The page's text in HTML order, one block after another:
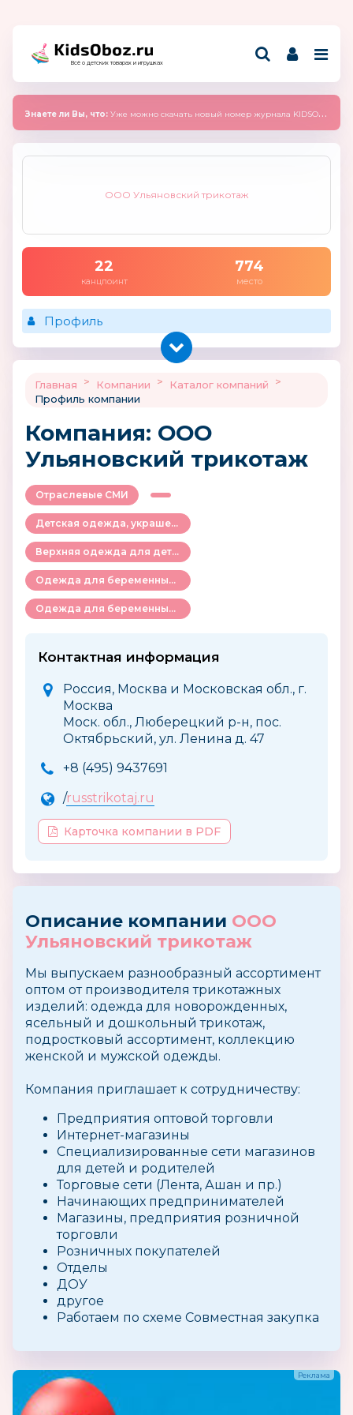
Всё о детских товарах и игрушках
Знаете ли Вы, что: Уже можно скачать новый номер журнала KIDSOBOZ 2025 (сентябрь)
ООО Ульяновский трикотаж
22
канцпоинт
774
место
Профиль
Главная > Компании > Каталог компаний
>
Профиль компании
Компания: ООО
Ульяновский трикотаж
Отраслевые СМИ
Детская одежда, украшения и аксессуары
Верхняя одежда для детей
Одежда для беременных и кормящих мам
Одежда для беременных на каждый день
Контактная информация
Россия, Москва и Московская обл., г.
Москва
Моск. обл., Люберецкий р-н, пос.
Октябрьский, ул. Ленина д. 47
+8 (495) 9437691
/russtrikotaj.ru
Карточка компании в PDF
Описание компании ООО
Ульяновский трикотаж
Мы выпускаем разнообразный ассортимент
оптом от производителя трикотажных
изделий: одежда для новорожденных,
ясельный и дошкольный трикотаж,
подростковый ассортимент, коллекцию
женской и мужской одежды.
Компания приглашает к сотрудничеству:
Предприятия оптовой торговли
Интернет-магазины
Специализированные сети магазинов
для детей и родителей
Торговые сети (Лента, Ашан и пр.)
Начинающих предпринимателей
Магазины, предприятия розничной
торговли
Розничных покупателей
Отделы
ДОУ
другое
Работаем по схеме Совместная закупка